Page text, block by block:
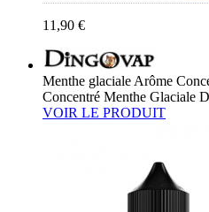
11,90 €
Menthe glaciale Arôme
Concentré Menthe Glaciale
VOIR LE PRODUIT